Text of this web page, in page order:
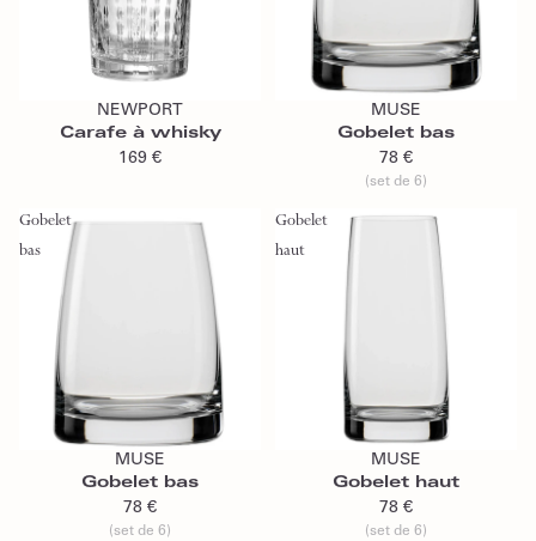
Ajouter au panier
NEWPORT
Carafe à whisky
169 €
Ajouter au panier
MUSE
Gobelet bas
78 €
(set de 6)
Gobelet
bas
Ajouter au panier
MUSE
Gobelet bas
78 €
(set de 6)
Gobelet
haut
Ajouter au panier
MUSE
Gobelet haut
78 €
(set de 6)